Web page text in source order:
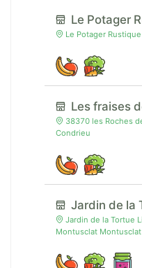
Le Potager
Le Potager
Les fraises
38370 les Roches
Condrieu
Jardin de la
Jardin de la Tortue
Montusclat Montusclat